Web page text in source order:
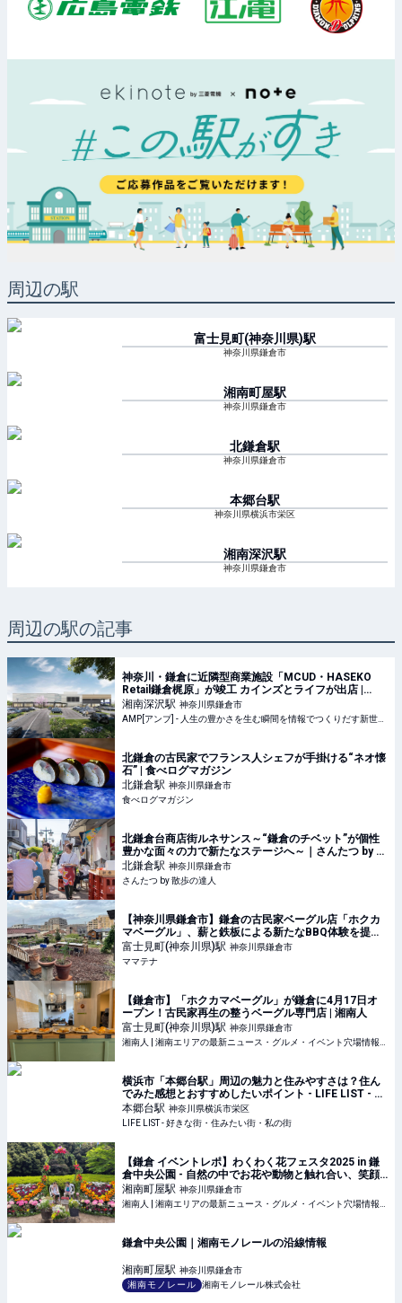
周辺の駅
富士見町(神奈川県)駅
神奈川県鎌倉市
湘南町屋駅
神奈川県鎌倉市
北鎌倉駅
神奈川県鎌倉市
本郷台駅
神奈川県横浜市栄区
湘南深沢駅
神奈川県鎌倉市
周辺の駅の記事
神奈川・鎌倉に近隣型商業施設「MCUD・HASEKO
Retail鎌倉梶原」が竣工 カインズとライフが出店 |
AMP[アンプ] - 人生の豊かさを生む瞬間を情報でつく
りだす新世代向けビジネスメディア
湘南深沢駅 神奈川県鎌倉市
北鎌倉の古民家でフランス人シェフが手掛ける“ネオ懐
石” | 食べログマガジン
北鎌倉駅 神奈川県鎌倉市
食べログマガジン
北鎌倉台商店街ルネサンス～“鎌倉のチベット”が個性
豊かな面々の力で新たなステージへ～｜さんたつ by 散
歩の達人
北鎌倉駅 神奈川県鎌倉市
さんたつ by 散歩の達人
【神奈川県鎌倉市】鎌倉の古民家ベーグル店「ホクカ
マベーグル」、薪と鉄板による新たなBBQ体験を提供 |
ママテナ
富士見町(神奈川県)駅 神奈川県鎌倉市
ママテナ
【鎌倉市】「ホクカマベーグル」が鎌倉に4月17日オ
ープン！古民家再生の整うベーグル専門店 | 湘南人
富士見町(神奈川県)駅 神奈川県鎌倉市
横浜市「本郷台駅」周辺の魅力と住みやすさは？住ん
でみた感想とおすすめしたいポイント - LIFE LIST - 好
きな街・住みたい街・私の街
本郷台駅 神奈川県横浜市栄区
LIFE LIST - 好きな街・住みたい街・私の街
【鎌倉 イベントレポ】わくわく花フェスタ2025 in 鎌
倉中央公園 - 自然の中でお花や動物と触れ合い、笑顔
溢れるイベント！ | 湘南人
湘南町屋駅 神奈川県鎌倉市
鎌倉中央公園｜湘南モノレールの沿線情報
湘南町屋駅 神奈川県鎌倉市
湘南モノレール
湘南モノレール株式会社